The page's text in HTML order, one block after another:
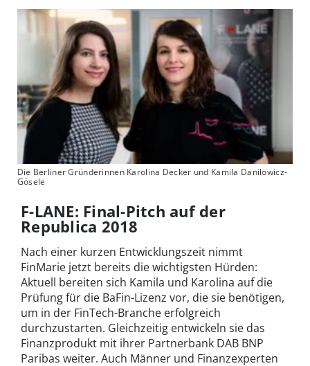
Die Berliner Gründerinnen Karolina Decker und Kamila Danilowicz-
Gösele
F-LANE: Final-Pitch auf der
Republica 2018
Nach einer kurzen Entwicklungszeit nimmt
FinMarie jetzt bereits die wichtigsten Hürden:
Aktuell bereiten sich Kamila und Karolina auf die
Prüfung für die BaFin-Lizenz vor, die sie benötigen,
um in der FinTech-Branche erfolgreich
durchzustarten. Gleichzeitig entwickeln sie das
Finanzprodukt mit ihrer Partnerbank DAB BNP
Paribas weiter. Auch Männer und Finanzexperten